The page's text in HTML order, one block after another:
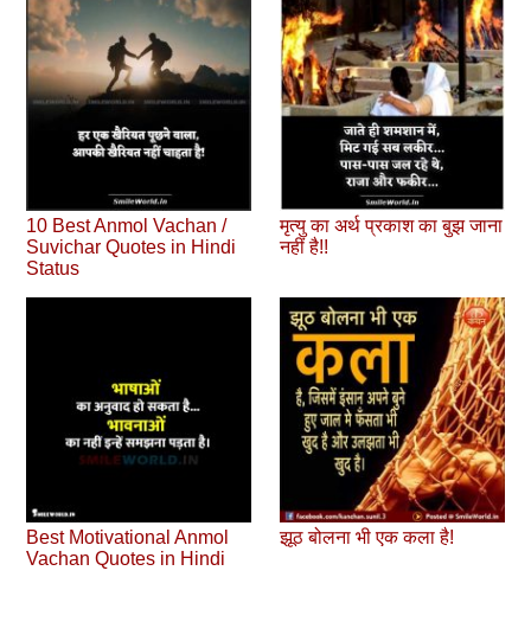
10 Best Anmol Vachan /
Suvichar Quotes in Hindi
Status
मृत्यु का अर्थ प्रकाश का बुझ जाना
नहीं है!!
Best Motivational Anmol
Vachan Quotes in Hindi
झूठ बोलना भी एक कला है!